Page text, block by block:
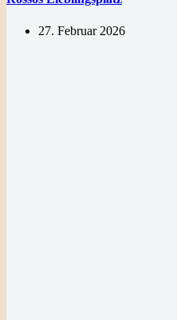
27. Februar 2026